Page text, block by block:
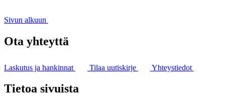
Sivun alkuun
Ota yhteyttä
Laskutus ja hankinnat Tilaa uutiskirje Yhteystiedot
Tietoa sivuista